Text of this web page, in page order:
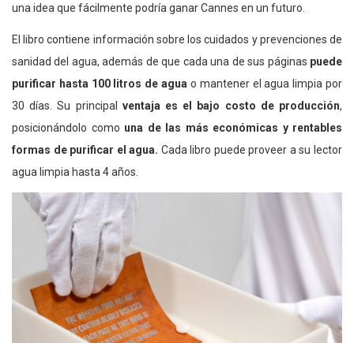
una idea que fácilmente podría ganar Cannes en un futuro.
El libro contiene información sobre los cuidados y prevenciones de
sanidad del agua, además de que cada una de sus páginas puede
purificar hasta 100 litros de agua o mantener el agua limpia por
30 días. Su principal ventaja es el bajo costo de producción,
posicionándolo como una de las más económicas y rentables
formas de purificar el agua. Cada libro puede proveer a su lector
agua limpia hasta 4 años.